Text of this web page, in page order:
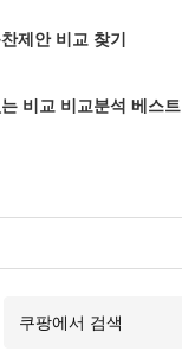
제안 비교 찾기
비교 비교분석 베스트